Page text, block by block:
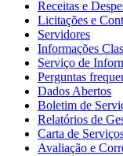
Receitas e
Licitações e
Servidores
Informações
Serviço de
Perguntas
Dados Abertos
Boletim de
Relatórios de
Carta de
Avaliação e